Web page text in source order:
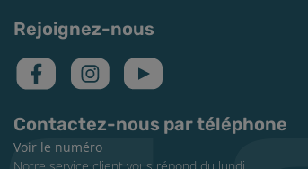
Rejoignez-nous
Contactez-nous par téléphone
Voir le numéro
Notre service client vous répond du lundi